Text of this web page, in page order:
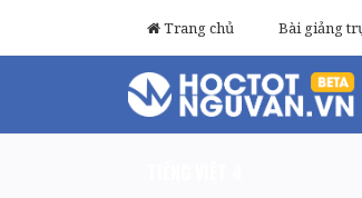
Trang chủ Bài giảng